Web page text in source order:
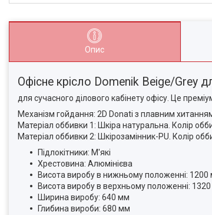
Опис
Офісне крісло Domenik Beige/Grey
для сучасного ділового кабінету офісу. Це
Механізм гойдання: 2D Donati з плавним
Матеріал оббивки 1: Шкіра натуральна. Колір
Матеріал оббивки 2: Шкірозамінник-PU. Колір
Підлокітники: М'які
Хрестовина: Алюмінієва
Висота виробу в нижньому положенні: 1200
Висота виробу в верхньому положенні:
Ширина виробу: 640 мм
Глибина вироби: 680 мм